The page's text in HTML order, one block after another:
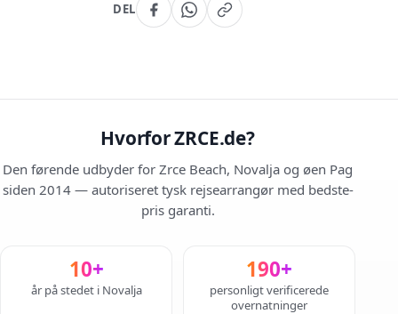
DEL
Hvorfor ZRCE.de?
Den førende udbyder for Zrce Beach, Novalja og øen Pag
siden 2014 — autoriseret tysk rejsearrangør med bedste-
pris garanti.
10+
år på stedet i Novalja
190+
personligt verificerede
overnatninger